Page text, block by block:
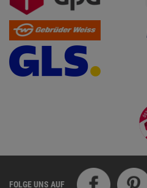
FOLGE UNS AUF